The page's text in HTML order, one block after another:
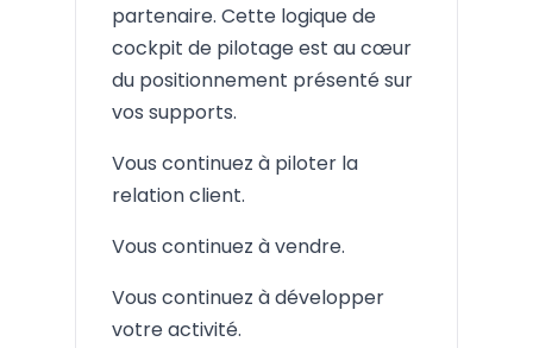
partenaire. Cette logique de
cockpit de pilotage est au cœur
du positionnement présenté sur
vos supports.
Vous continuez à piloter la
relation client.
Vous continuez à vendre.
Vous continuez à développer
votre activité.